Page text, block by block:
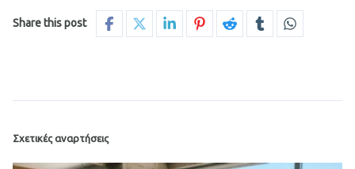
Share this post
Σχετικές αναρτήσεις